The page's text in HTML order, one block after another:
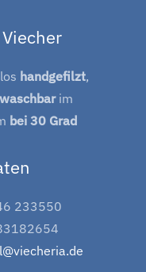
handgefilzt,
waschbarim
bei 30 Grad
233550